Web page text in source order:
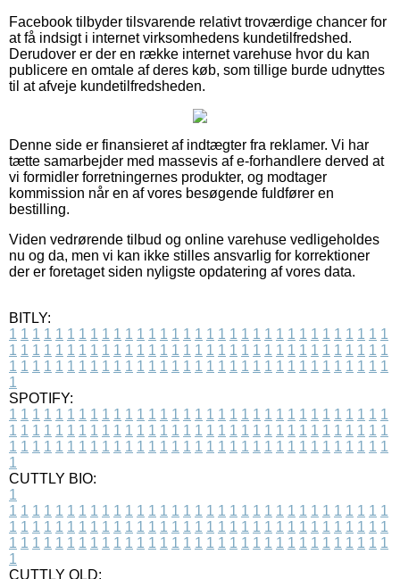
Facebook tilbyder tilsvarende relativt troværdige chancer for
at få indsigt i internet virksomhedens kundetilfredshed.
Derudover er der en række internet varehuse hvor du kan
publicere en omtale af deres køb, som tillige burde udnyttes
til at afveje kundetilfredsheden.
Denne side er finansieret af indtægter fra reklamer. Vi har
tætte samarbejder med massevis af e-forhandlere derved at
vi formidler forretningernes produkter, og modtager
kommission når en af vores besøgende fuldfører en
bestilling.
Viden vedrørende tilbud og online varehuse vedligeholdes
nu og da, men vi kan ikke stilles ansvarlig for korrektioner
der er foretaget siden nyligste opdatering af vores data.
BITLY:
1 1 1 1 1 1 1 1 1 1 1 1 1 1 1 1 1 1 1 1 1 1 1 1 1 1 1 1 1 1 1 1 1
1 1 1 1 1 1 1 1 1 1 1 1 1 1 1 1 1 1 1 1 1 1 1 1 1 1 1 1 1 1 1 1 1
1 1 1 1 1 1 1 1 1 1 1 1 1 1 1 1 1 1 1 1 1 1 1 1 1 1 1 1 1 1 1 1 1
1
SPOTIFY:
1 1 1 1 1 1 1 1 1 1 1 1 1 1 1 1 1 1 1 1 1 1 1 1 1 1 1 1 1 1 1 1 1
1 1 1 1 1 1 1 1 1 1 1 1 1 1 1 1 1 1 1 1 1 1 1 1 1 1 1 1 1 1 1 1 1
1 1 1 1 1 1 1 1 1 1 1 1 1 1 1 1 1 1 1 1 1 1 1 1 1 1 1 1 1 1 1 1 1
1
CUTTLY BIO:
1
1 1 1 1 1 1 1 1 1 1 1 1 1 1 1 1 1 1 1 1 1 1 1 1 1 1 1 1 1 1 1 1 1
1 1 1 1 1 1 1 1 1 1 1 1 1 1 1 1 1 1 1 1 1 1 1 1 1 1 1 1 1 1 1 1 1
1 1 1 1 1 1 1 1 1 1 1 1 1 1 1 1 1 1 1 1 1 1 1 1 1 1 1 1 1 1 1 1 1
1
CUTTLY OLD: